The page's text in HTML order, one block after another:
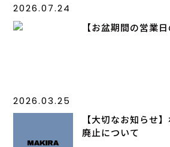
2026.07.24
【お盆期間の営業
2026.03.25
【大切なお知らせ
廃止について